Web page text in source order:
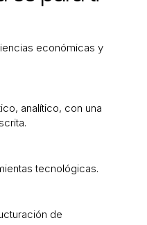
económicas y
analítico, con una
tecnológicas.
de